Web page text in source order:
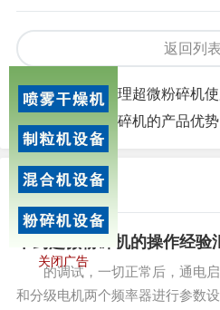
返回列表
上一篇：如何处理超微粉碎机
超微粉碎机的产品优势
相关文章
中药超微粉碎机的操作经验
的调试，一切正常后，通电启
和分级电机两个频率器进行参数
关闭广告